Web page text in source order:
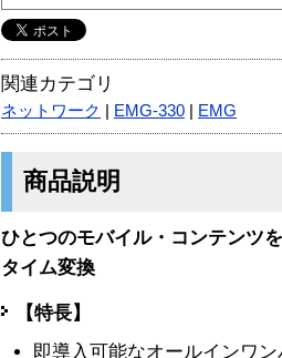
関連カテゴリ
ネットワーク EMG-330 EMG
商品説明
ひとつのモバイル・コンテンツ
タイム変換
【特長】
即導入可能なオールインワ